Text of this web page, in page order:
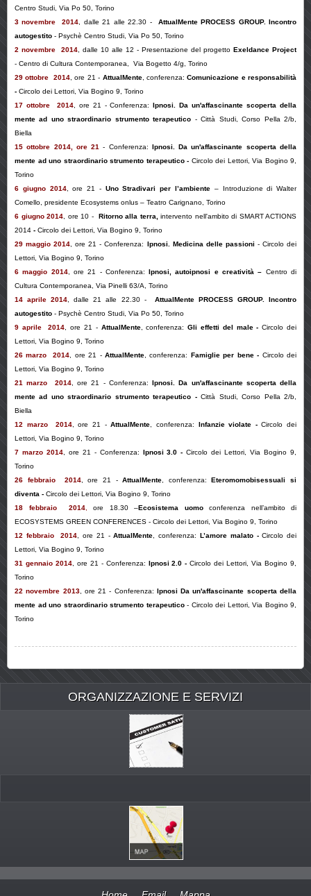
Centro Studi, Via Po 50, Torino
3 novembre 2014 , dalle 21 alle 22.30 - AttualMente PROCESS GROUP. Incontro
autogestito - Psychè Centro Studi, Via Po 50, Torino
2 novembre 2014 , dalle 10 alle 12 - Presentazione del progetto Exeldance Project
- Centro di Cultura Contemporanea, Via Bogetto 4/g, Torino
29 ottobre 2014 ,ore 21 - AttualMente, conferenza:Comunicazione e responsabilità
- Circolo dei Lettori, Via Bogino 9, Torino
17 ottobre 2014, ore 21 -Conferenza:Ipnosi. Da un'affascinante scoperta della
mente ad uno straordinario strumento terapeutico - Città Studi, Corso Pella 2/b,
Biella
15 ottobre 2014, ore 21
- Conferenza: Ipnosi. Da un'affascinante scoperta della
mente ad uno straordinario strumento terapeutico - Circolo dei Lettori, Via Bogino 9,
Torino
6 giugno 2014,ore 21 - Uno Stradivari per l’ambiente – Introduzione di Walter
Comello, presidente Ecosystems onlus – Teatro Carignano, Torino
6 giugno 2014
ore 10 - Ritorno alla terra, intervento nell'ambito di SMART ACTIONS
2014 - Circolo dei Lettori, Via Bogino 9, Torino
29 maggio 2014 ,ore 21 -Conferenza: Ipnosi. Medicina delle passioni - Circolo dei
Lettori, Via Bogino 9, Torino
6 maggio 2014, ore 21 - Conferenza:Ipnosi, autoipnosi e creatività – Centro di
Cultura Contemporanea, Via Pinelli 63/A, Torino
14 aprile 2014 , dalle 21 alle 22.30 - AttualMente PROCESS GROUP. Incontro
autogestito - Psychè Centro Studi, Via Po 50, Torino
9 aprile 2014 ,ore 21 - AttualMente, conferenza:Gli effetti del male -Circolo dei
Lettori, Via Bogino 9, Torino
26 marzo 2014
ore 21 -AttualMente , conferenza: Famiglie per bene - Circolo dei
Lettori, Via Bogino 9, Torino
21 marzo 2014, ore 21 - Conferenza: Ipnosi. Da un'affascinante scoperta della
mente ad uno straordinario strumento terapeutico -Città Studi, Corso Pella 2/b,
Biella
12 marzo 2014,ore 21 -AttualMente , conferenza: Infanzie violate -Circolo dei
Lettori, Via Bogino 9, Torino
7 marzo 2014, ore 21 - Conferenza: Ipnosi 3.0 -Circolo dei Lettori, Via Bogino 9,
Torino
26 febbraio 2014,ore 21 -AttualMente , conferenza:Eteromomobisessuali si
diventa - Circolo dei Lettori, Via Bogino 9, Torino
18 febbraio
2014, ore 18.30 –Ecosistema uomo conferenza nell’ambito di
ECOSYSTEMS GREEN CONFERENCES - Circolo dei Lettori, Via Bogino 9, Torino
12 febbraio 2014 ,ore 21 -AttualMente , conferenza: L’amore malato -Circolo dei
Lettori, Via Bogino 9, Torino
31 gennaio 2014, ore 21 - Conferenza: Ipnosi 2.0 -Circolo dei Lettori, Via Bogino 9,
Torino
22 novembre 2013, ore 21 - Conferenza: Ipnosi Da un'affascinante scoperta della
mente ad uno straordinario strumento terapeutico- Circolo dei Lettori, Via Bogino 9,
Torino
ORGANIZZAZIONE E SERVIZI